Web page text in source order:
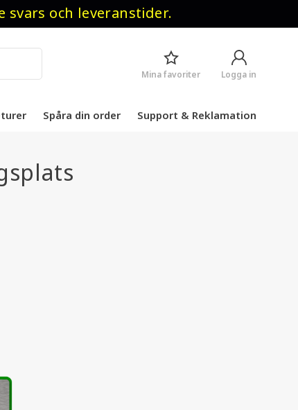
svars och leveranstider.
Logga in
Mina favoriter
Spåra din order Support & Reklamation